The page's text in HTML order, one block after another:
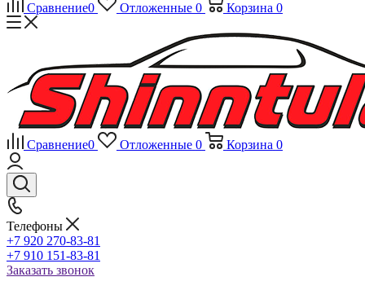
Сравнение0 Отложенные 0 Корзина 0
Сравнение0 Отложенные 0 Корзина 0
Телефоны
+7 920 270-83-81
+7 910 151-83-81
Заказать звонок